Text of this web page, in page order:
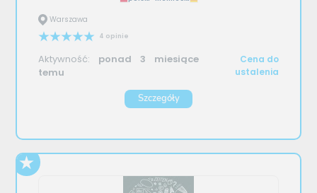
Warszawa
4 opinie
Aktywność: ponad 3 miesiące
temu
Cena do
ustalenia
Szczegóły